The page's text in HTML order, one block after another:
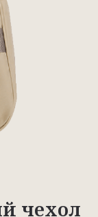
чехол